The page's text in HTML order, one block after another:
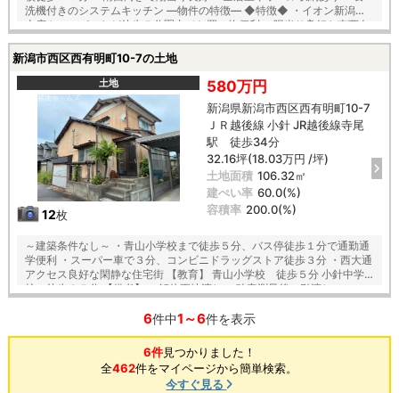
洗機付きのシステムキッチン ―物件の特徴― ◆特徴◆ ・イオン新潟青
山店やスーパーなど徒歩５分圏内でお買い物便利 ・陽当り良好な南西向
お部屋の片づけのしやすい間取り ◆セキュリティ◆ ・管理会社全部委託
（日勤）、オートロック、ＴＶモニター付きインターホンで安心のセキ
でセキュリティも安心 ―周辺環境― イオン新潟青山店 徒歩５分 ダイ
レックス新潟青山店 徒歩３分 クスリのアオキ青山店 徒歩３分 東青山
小学校 徒歩１０分 小針中学校 徒歩１３分
新潟市西区西有明町10-7の土地
土地
12枚
580万円
新潟県新潟市西区西有明町10-7
ＪＲ越後線 小針 JR越後線寺尾
駅 徒歩34分
32.16坪(18.03万円 /坪)
土地面積 106.32㎡
建ぺい率 60.0(%)
容積率 200.0(%)
～建築条件なし～ ・青山小学校まで徒歩５分、バス停徒歩１分で通勤通
学便利 ・スーパー車で３分、コンビニドラッグストア徒歩３分 ・西大通
アクセス良好な閑静な住宅街 【教育】 青山小学校 徒歩５分 小針中学
校 徒歩２５分 【備考】 ・解体更地渡し ・確定測量後に引渡し
6件中1～6件を表示
6件見つかりました！
全462件をマイページから簡単検索。
今すぐ見る